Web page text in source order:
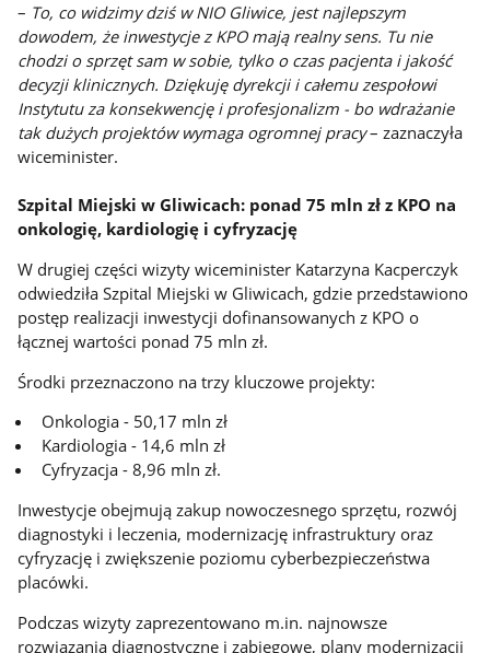
– To, co widzimy dziś w NIO Gliwice, jest najlepszym
dowodem, że inwestycje z KPO mają realny sens. Tu nie
chodzi o sprzęt sam w sobie, tylko o czas pacjenta i jakość
decyzji klinicznych. Dziękuję dyrekcji i całemu zespołowi
Instytutu za konsekwencję i profesjonalizm - bo wdrażanie
tak dużych projektów wymaga ogromnej pracy– zaznaczyła
wiceminister.
Szpital Miejski w Gliwicach: ponad 75 mln zł z KPO na
onkologię, kardiologię i cyfryzację
W drugiej części wizyty wiceminister Katarzyna Kacperczyk
odwiedziła Szpital Miejski w Gliwicach, gdzie przedstawiono
postęp realizacji inwestycji dofinansowanych z KPO o
łącznej wartości ponad 75 mln zł.
Środki przeznaczono na trzy kluczowe projekty:
Onkologia - 50,17 mln zł
Kardiologia - 14,6 mln zł
Cyfryzacja - 8,96 mln zł.
Inwestycje obejmują zakup nowoczesnego sprzętu, rozwój
diagnostyki i leczenia, modernizację infrastruktury oraz
cyfryzację i zwiększenie poziomu cyberbezpieczeństwa
placówki.
Podczas wizyty zaprezentowano m.in. najnowsze
rozwiązania diagnostyczne i zabiegowe, plany modernizacji